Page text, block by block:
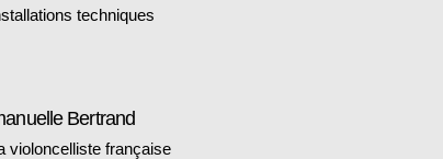
techniques
Bertrand
violoncelliste française